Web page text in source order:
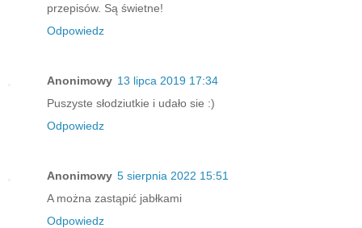
przepisów. Są świetne!
Odpowiedz
Anonimowy 13 lipca 2019 17:34
Puszyste słodziutkie i udało sie :)
Odpowiedz
Anonimowy 5 sierpnia 2022 15:51
A można zastąpić jabłkami
Odpowiedz